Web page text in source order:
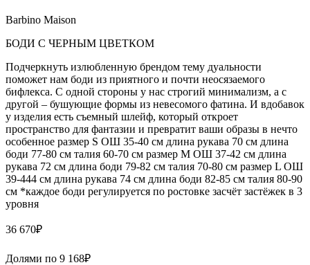
Barbino Maison
БОДИ С ЧЕРНЫМ ЦВЕТКОМ
Подчеркнуть излюбленную брендом тему дуальности
поможет нам боди из приятного и почти неосязаемого
бифлекса. С одной стороны у нас строгий минимализм, а с
другой – бушующие формы из невесомого фатина. И вдобавок
у изделия есть съемный шлейф, который откроет
пространство для фантазии и превратит ваши образы в нечто
особенное размер S ОШ 35-40 см длина рукава 70 см длина
боди 77-80 см талия 60-70 см размер M ОШ 37-42 см длина
рукава 72 см длина боди 79-82 см талия 70-80 см размер L ОШ
39-444 см длина рукава 74 см длина боди 82-85 см талия 80-90
см *каждое боди регулируется по ростовке засчёт застёжек в 3
уровня
36 670₽
Долями по 9 168₽